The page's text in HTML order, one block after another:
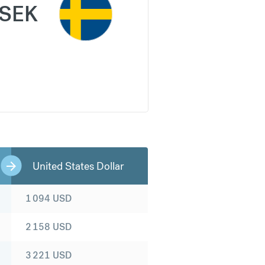
United States Dollar
1 094 USD
2 158 USD
3 221 USD